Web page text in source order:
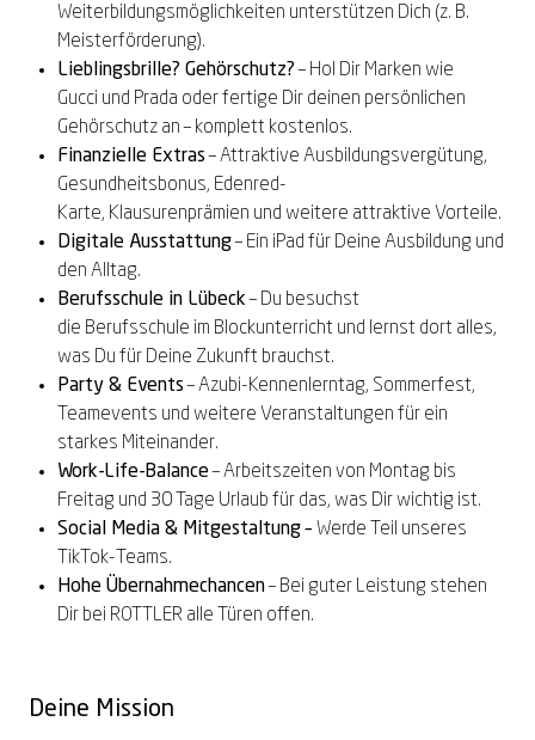
Weiterbildungsmöglichkeiten unterstützen Dich (z. B.
Meisterförderung).
Lieblingsbrille? Gehörschutz?– Hol Dir Marken wie
Gucci und Prada oderfertige Dir deinen persönlichen
Gehörschutz an– komplett kostenlos.
Finanzielle Extras– Attraktive Ausbildungsvergütung,
Gesundheitsbonus, Edenred-
Karte, Klausurenprämien und weitere attraktive Vorteile.
Digitale Ausstattung– Ein iPad für Deine Ausbildung und
den Alltag.
Berufsschule in Lübeck– Du besuchst
die Berufsschule im Blockunterricht und lernst dort alles,
was Du für Deine Zukunft brauchst.
Party & Events– Azubi-Kennenlerntag, Sommerfest,
Teamevents und weitere Veranstaltungen für ein
starkes Miteinander.
Work-Life-Balance–Arbeitszeiten von Montag bis
Freitag und 30 Tage Urlaub für das, was Dir wichtig ist.
Social
Media & Mitgestaltung– Werde Teil unseres
TikTok-Teams.
Hohe Übernahmechancen– Bei guter Leistung stehen
Dir bei ROTTLER alle Türen offen.
Deine Mission